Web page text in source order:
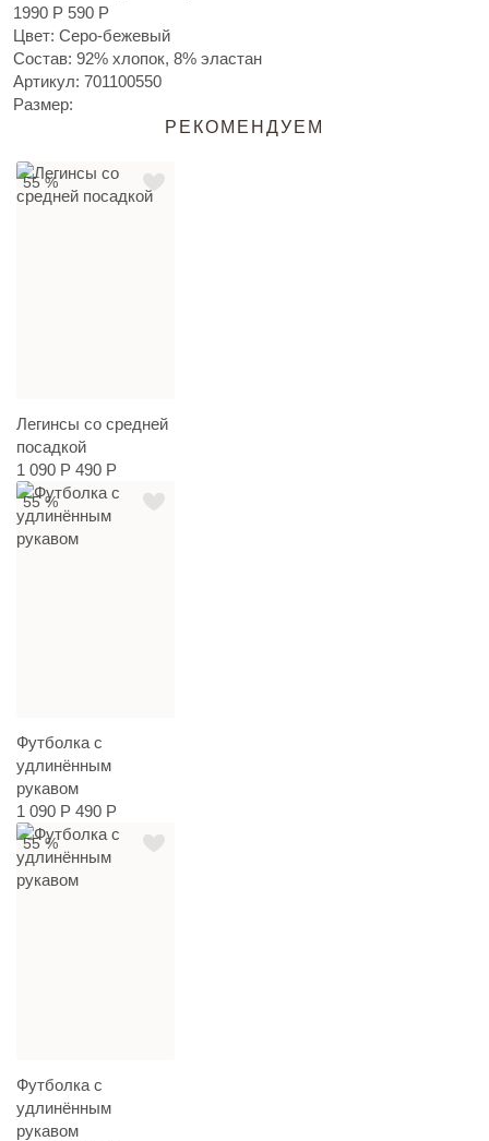
1990 Р 590 Р
Цвет: Серо-бежевый
Состав: 92% хлопок, 8% эластан
Артикул: 701100550
Размер:
РЕКОМЕНДУЕМ
55 %
Легинсы со средней
посадкой
1 090 Р 490 Р
55 %
Футболка с
удлинённым
рукавом
1 090 Р 490 Р
55 %
Футболка с
удлинённым
рукавом